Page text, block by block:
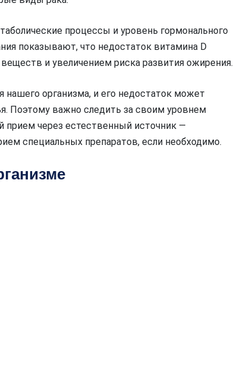
процессы и уровень гормонального
показывают, что недостаток витамина D
и увеличением риска развития ожирения.
организма, и его недостаток может
Поэтому важно следить за своим уровнем
прием через естественный источник —
специальных препаратов, если необходимо.